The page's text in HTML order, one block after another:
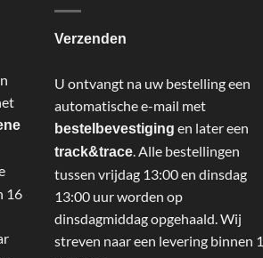
16
Verzenden
U ontvangt na uw bestelling een
automatische e-mail met
bestelbevestiging en later een
track&trace. Alle bestellingen
tussen vrijdag 13:00 en dinsdag
13:00 uur worden op
dinsdagmiddag opgehaald. Wij
streven naar een levering binnen 1